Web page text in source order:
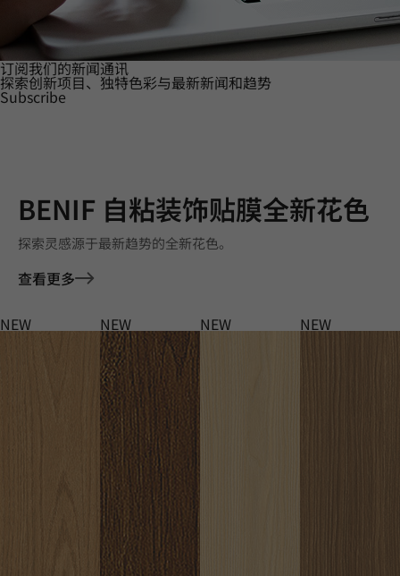
订阅我们的新闻通讯
探索创新项目、独特色彩与最新新闻和趋势
Subscribe
BENIF 自粘装饰贴膜全新花色
探索灵感源于最新趋势的全新花色。
查看更多
NEW NEW NEW NEW